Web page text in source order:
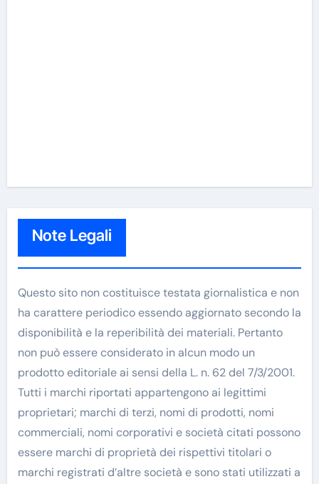
Note Legali
Questo sito non costituisce testata giornalistica e non
ha carattere periodico essendo aggiornato secondo la
disponibilità e la reperibilità dei materiali. Pertanto
non può essere considerato in alcun modo un
prodotto editoriale ai sensi della L. n. 62 del 7/3/2001.
Tutti i marchi riportati appartengono ai legittimi
proprietari; marchi di terzi, nomi di prodotti, nomi
commerciali, nomi corporativi e società citati possono
essere marchi di proprietà dei rispettivi titolari o
marchi registrati d’altre società e sono stati utilizzati a